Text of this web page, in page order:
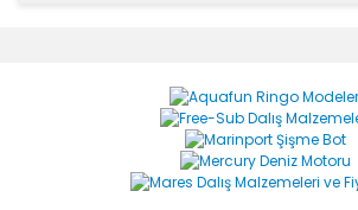
Yorum Yaz
Ürün resmi kalitesiz, bozuk veya
Ürün açıklamasında eksik bilgiler
Ürün bilgilerinde hatalar bulunuyor.